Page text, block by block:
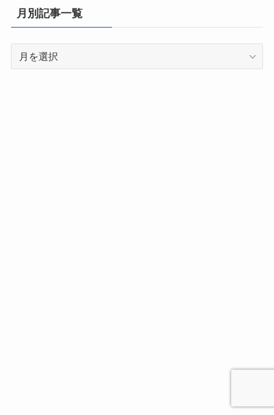
県
別
一
月別記事一覧